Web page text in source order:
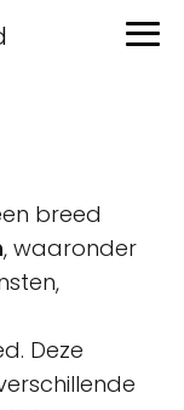
breed
, waaronder
Deze